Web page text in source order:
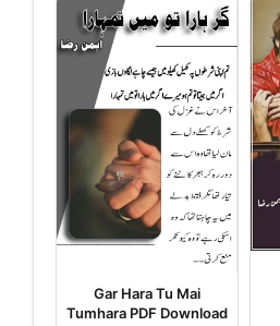
Gar Hara Tu Mai
Tumhara PDF Download